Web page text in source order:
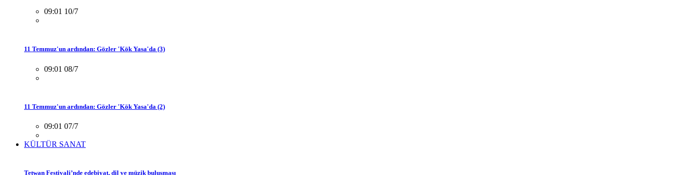
09:01 10/7
11 Temmuz'un ardından: Gözler 'Kök Yasa'da (3)
09:01 08/7
11 Temmuz'un ardından: Gözler 'Kök Yasa'da (2)
09:01 07/7
KÜLTÜR SANAT
Tetwan Festivali’nde edebiyat, dil ve müzik buluşması